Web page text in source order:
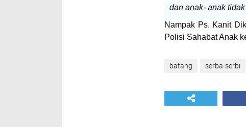
dan anak- anak
Nampak Ps. Kanit
Polisi Sahabat Anak
batang serba-serbi